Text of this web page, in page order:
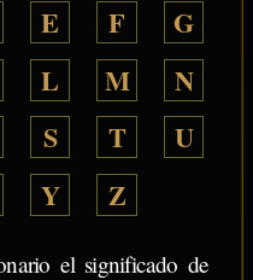
E F
G
L M
N
S T
U
Y Z
el significado de